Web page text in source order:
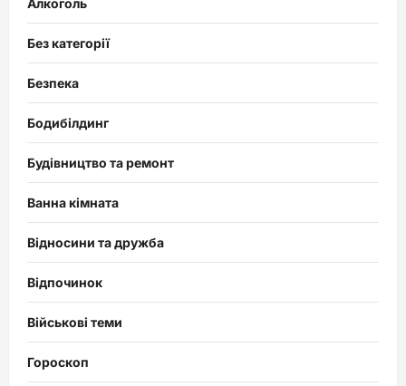
Алкоголь
Без категорії
Безпека
Бодибілдинг
Будівництво та ремонт
Ванна кімната
Відносини та дружба
Відпочинок
Військові теми
Гороскоп